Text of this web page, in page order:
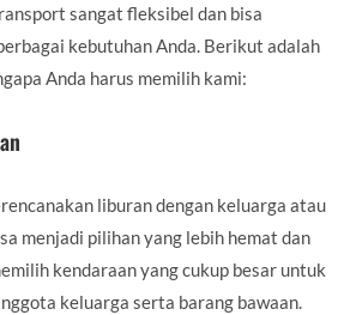
sangat fleksibel dan bisa
kebutuhan Anda. Berikut adalah
Anda harus memilih kami:
liburan dengan keluarga atau
menjadi pilihan yang lebih hemat dan
kendaraan yang cukup besar untuk
keluarga serta barang bawaan.